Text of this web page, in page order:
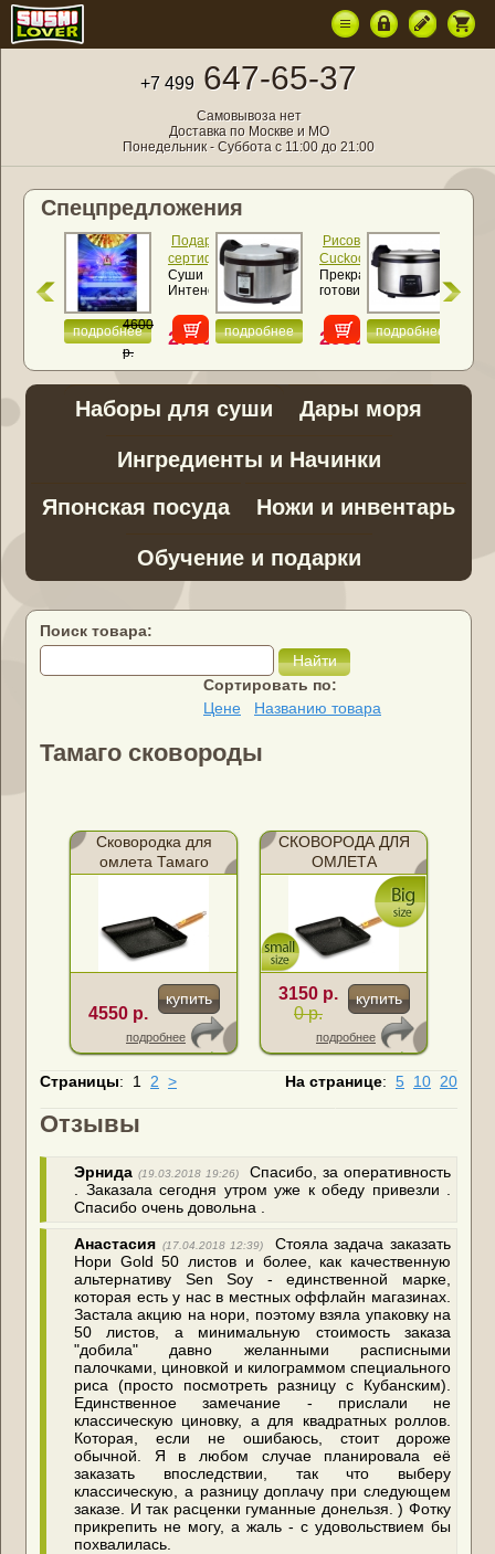
+7 499 647-65-37
Самовывоза нет
Доставка по Москве и МО
Понедельник - Суббота с 11:00 до 21:00
Спецпредложения
подробнее
Подарочный
сертификат
«Суши
Интенсив»
Суши
Интенсив
2700
р.
4600
р.
подробнее
Рисоварка
Cuckoo
CR-
3521
(6,3
литра)
Прекрасно
готовит
виды
круп и
для
суши
29500
р.
подробнее
р.
Наборы для суши Дары моря
Ингредиенты и Начинки
Японская посуда
Ножи и инвентарь
Обучение и подарки
Поиск товара:
Найти
Сортировать по:
Цене
Названию товара
Тамаго сковороды
Сковородка для
омлета Тамаго
4550 р.
купить
подробнее
СКОВОРОДА ДЛЯ
ОМЛЕТА
3150 р.
0 р.
купить
подробнее
На странице: 5 10 20
Страницы: 1 2 >
Отзывы
Эрнида (19.03.2018 19:26)
Спасибо, за оперативность
. Заказала сегодня утром уже к обеду привезли .
Спасибо очень довольна .
Анастасия (17.04.2018 12:39)
Стояла задача заказать
Нори Gold 50 листов и более, как качественную
альтернативу Sen Soy - единственной марке,
которая есть у нас в местных оффлайн магазинах.
Застала акцию на нори, поэтому взяла упаковку на
50 листов, а минимальную стоимость заказа
"добила" давно желанными расписными
палочками, циновкой и килограммом специального
риса (просто посмотреть разницу с Кубанским).
Единственное замечание - прислали не
классическую циновку, а для квадратных роллов.
Которая, если не ошибаюсь, стоит дороже
обычной. Я в любом случае планировала её
заказать впоследствии, так что выберу
классическую, а разницу доплачу при следующем
заказе. И так расценки гуманные донельзя. ) Фотку
прикрепить не могу, а жаль - с удовольствием бы
похвалилась.